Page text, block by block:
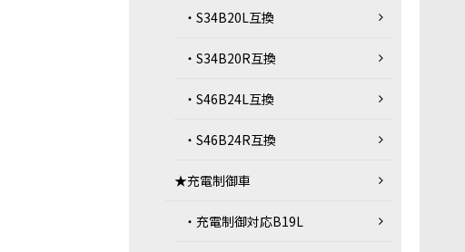
・S34B20L互換
・S34B20R互換
・S46B24L互換
・S46B24R互換
★充電制御車
・充電制御対応B19L